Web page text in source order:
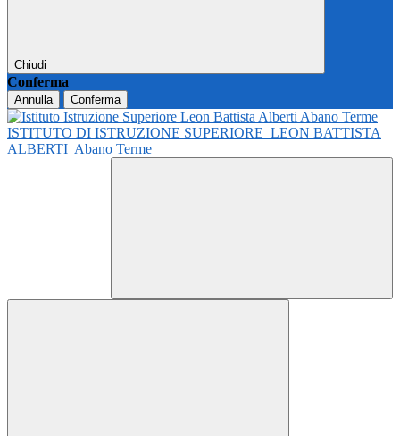
Chiudi
Conferma
Annulla Conferma
ISTITUTO DI ISTRUZIONE SUPERIORE LEON BATTISTA
ALBERTI Abano Terme